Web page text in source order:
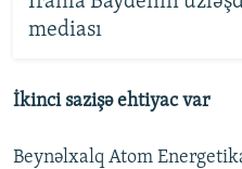
mediası
İkinci sazişə ehtiyac var
Beynəlxalq Atom